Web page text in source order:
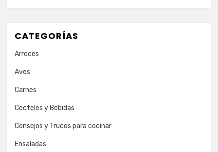
CATEGORÍAS
Arroces
Aves
Carnes
Cocteles y Bebidas
Consejos y Trucos para cocinar
Ensaladas